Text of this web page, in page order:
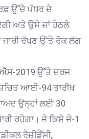
ਉੱਚੇ ਪੱਧਰ ਦੇ
ਅਤੇ ਉਸੇ ਜਾਂ ਹੇਠਲੇ
ਜਾਰੀ ਰੱਖਣ ਉੱਤੇ ਰੋਕ ਲੱਗ
2019 ਉੱਤੇ ਦਰਜ
ਆਈ-94 ਤਾਰੀਖ਼
ਉਨ੍ਹਾਂ ਲਈ 30
ਰਹੇਗਾ। ਜੇ ਕਿਸੇ ਜੇ-1
ਰੈਜ਼ੀਡੈਂਸੀ,